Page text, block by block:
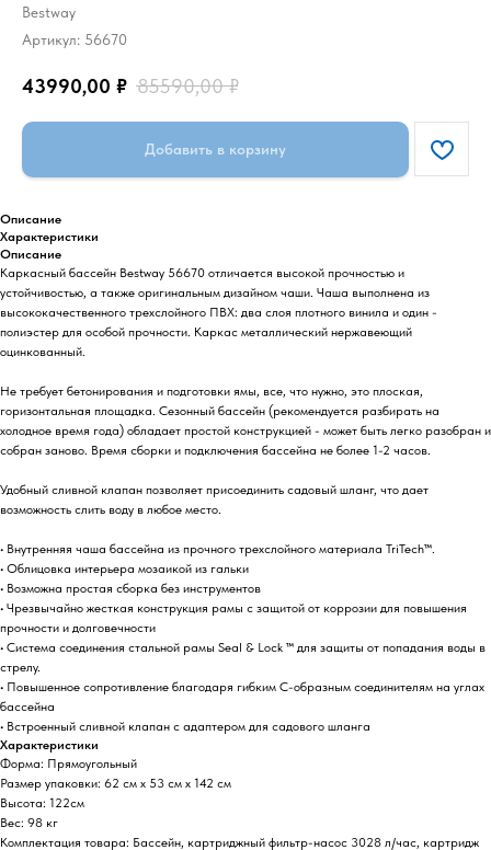
Bestway
Артикул: 56670
43990,00 ₽ 85590,00 ₽
Добавить в корзину
Описание
Характеристики
Описание
Каркасный бассейн Bestway 56670 отличается высокой прочностью и
устойчивостью, а также оригинальным дизайном чаши. Чаша выполнена из
высококачественного трехслойного ПВХ: два слоя плотного винила и один -
полиэстер для особой прочности. Каркас металлический нержавеющий
оцинкованный.
Не требует бетонирования и подготовки ямы, все, что нужно, это плоская,
горизонтальная площадка. Сезонный бассейн (рекомендуется разбирать на
холодное время года) обладает простой конструкцией - может быть легко разобран и
собран заново. Время сборки и подключения бассейна не более 1-2 часов.
Удобный сливной клапан позволяет присоединить садовый шланг, что дает
возможность слить воду в любое место.
• Внутренняя чаша бассейна из прочного трехслойного материала TriTech™.
• Облицовка интерьера мозаикой из гальки
• Возможна простая сборка без инструментов
• Чрезвычайно жесткая конструкция рамы с защитой от коррозии для повышения
прочности и долговечности
• Система соединения стальной рамы Seal & Lock ™ для защиты от попадания воды в
стрелу.
• Повышенное сопротивление благодаря гибким С-образным соединителям на углах
бассейна
• Встроенный сливной клапан с адаптером для садового шланга
Характеристики
Форма: Прямоугольный
Размер упаковки: 62 см х 53 см х 142 см
Высота: 122см
Вес: 98 кг
Комплектация товара: Бассейн, картриджный фильтр-насос 3028 л/час, картридж